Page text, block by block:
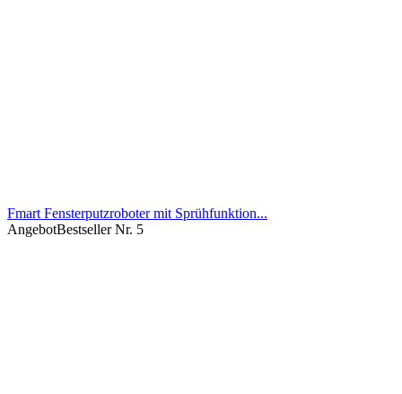
Fmart Fensterputzroboter mit Sprühfunktion...
AngebotBestseller Nr. 5